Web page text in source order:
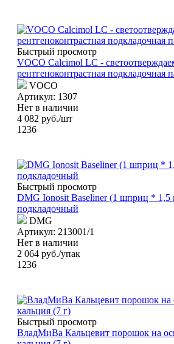
Быстрый просмотр
VOCO Calcimol LC -
рентгеноконтрастная подкладочная
VOCO
Артикул: 1307
Нет в наличии
4 082 руб./шт
1236
Быстрый просмотр
DMG Ionosit Baseliner (1 шприц * 1,5
подкладочный
DMG
Артикул: 213001/1
Нет в наличии
2 064 руб./упак
1236
Быстрый просмотр
ВладМиВа Кальцевит порошок на